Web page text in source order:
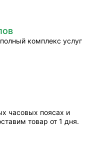
комплекс услуг
часовых поясах и
товар от 1 дня.